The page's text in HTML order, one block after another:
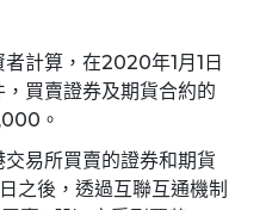
計算，在2020年1月1日
買賣證券及期貨合約的
。
易所買賣的證券和期貨
之後，透過互聯互通機制